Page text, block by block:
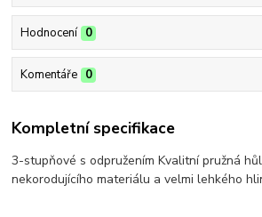
Hodnocení 0
Komentáře 0
Kompletní specifikace
3-stupňové s odpružením Kvalitní pružná
nekorodujícího materiálu a velmi lehkého